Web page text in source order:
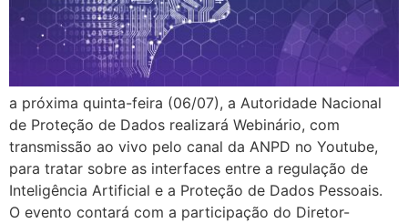
a próxima quinta-feira (06/07), a Autoridade Nacional
de Proteção de Dados realizará Webinário, com
transmissão ao vivo pelo canal da ANPD no Youtube,
para tratar sobre as interfaces entre a regulação de
Inteligência Artificial e a Proteção de Dados Pessoais.
O evento contará com a participação do Diretor-